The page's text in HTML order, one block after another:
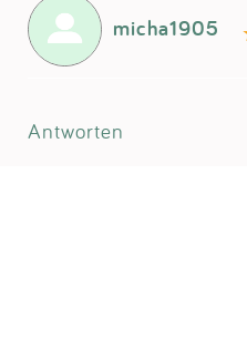
micha1905
Antworten